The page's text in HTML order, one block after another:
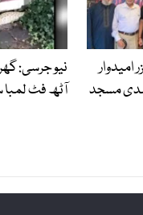
امیدوار
مسجد
نیو جرسی:
آٹھ فٹ لمبا